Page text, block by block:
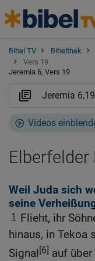
Bibel TV Bibelthek
Vers 19
Jeremia 6, Vers 19
Videos
Elberfelder
Weil Juda sich
seine
1
Flieht, ihr
hinaus, in Tekoa
Signal [6] auf über